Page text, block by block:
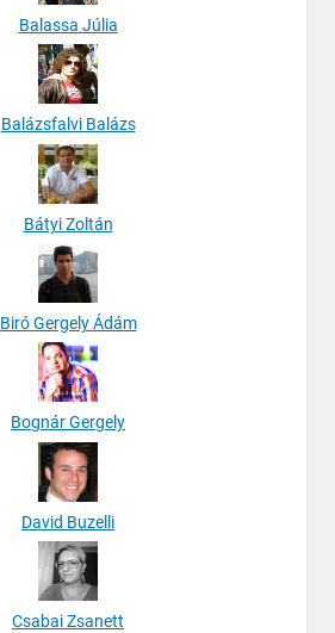
Balassa Júlia
Balázsfalvi Balázs
Bátyi Zoltán
Biró Gergely Ádám
Bognár Gergely
David Buzelli
Csabai Zsanett